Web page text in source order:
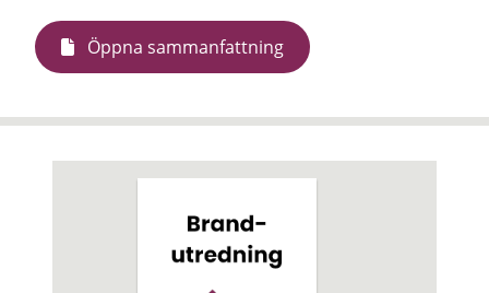
Öppna sammanfattning